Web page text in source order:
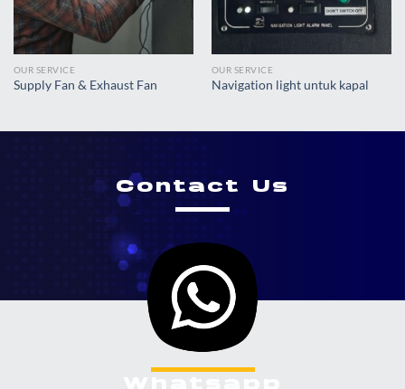
OUR SERVICE
Supply Fan & Exhaust Fan
OUR SERVICE
Navigation light untuk kapal
Contact Us